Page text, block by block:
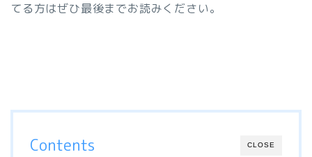
てる方はぜひ最後までお読みください。
CLOSE
Contents